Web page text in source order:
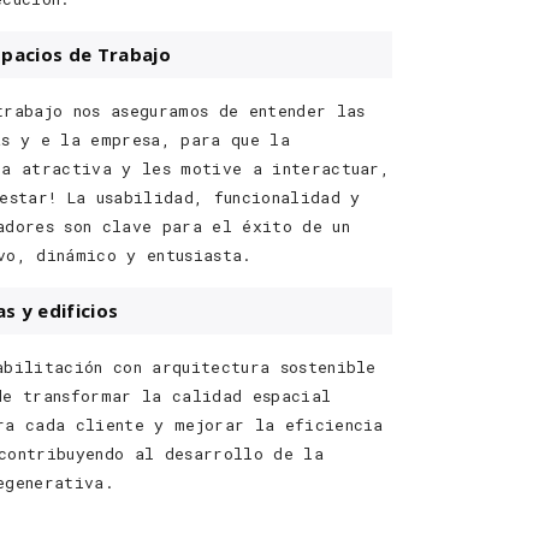
de Trabajo
nos aseguramos de entender las
y e la empresa, para que la
atractiva y les motive a interactuar,
estar! La usabilidad, funcionalidad y
son clave para el éxito de un
dinámico y entusiasta.
y edificios
con arquitectura sostenible
transformar la calidad espacial
cada cliente y mejorar la eficiencia
al desarrollo de la